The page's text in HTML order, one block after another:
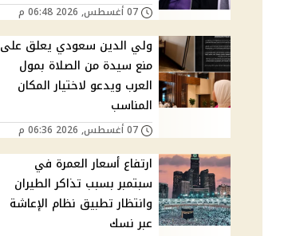
07 أغسطس, 2026 06:48 م
ولي الدين سعودي يعلق على
منع سيدة من الصلاة بمول
العرب ويدعو لاختيار المكان
المناسب
07 أغسطس, 2026 06:36 م
ارتفاع أسعار العمرة في
سبتمبر بسبب تذاكر الطيران
وانتظار تطبيق نظام الإعاشة
عبر نسك